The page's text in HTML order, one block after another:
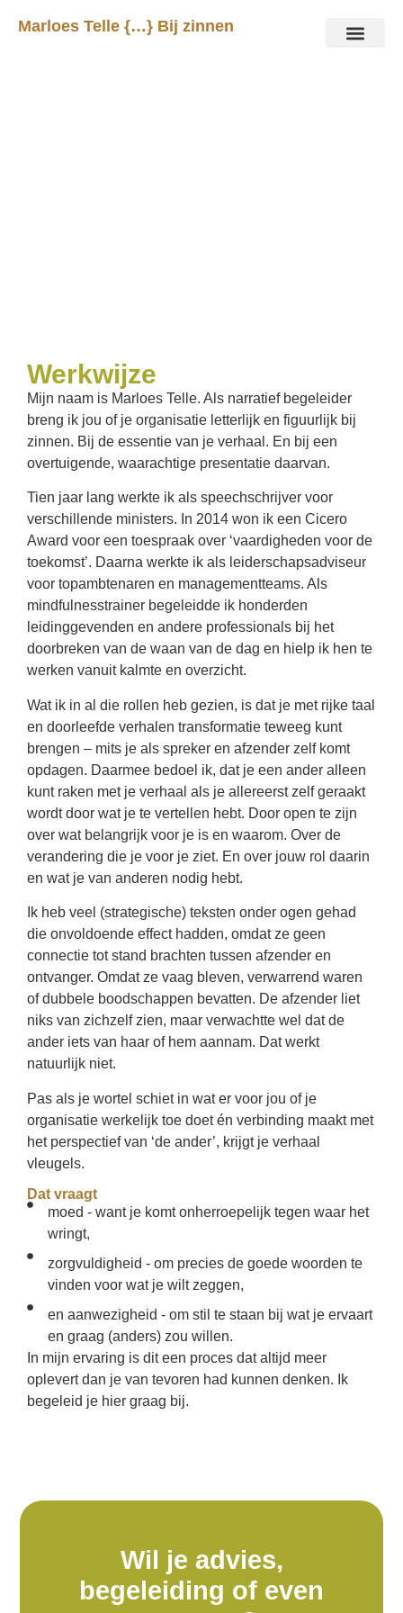
Marloes Telle {…} Bij zinnen
Werkwijze
Mijn naam is Marloes Telle. Als narratief begeleider
breng ik jou of je organisatie letterlijk en figuurlijk bij
zinnen. Bij de essentie van je verhaal. En bij een
overtuigende, waarachtige presentatie daarvan.
Tien jaar lang werkte ik als speechschrijver voor
verschillende ministers. In 2014 won ik een Cicero
Award voor een toespraak over ‘vaardigheden voor de
toekomst’. Daarna werkte ik als leiderschapsadviseur
voor topambtenaren en managementteams. Als
mindfulnesstrainer begeleidde ik honderden
leidinggevenden en andere professionals bij het
doorbreken van de waan van de dag en hielp ik hen te
werken vanuit kalmte en overzicht.
Wat ik in al die rollen heb gezien, is dat je met rijke taal
en doorleefde verhalen transformatie teweeg kunt
brengen – mits je als spreker en afzender zelf komt
opdagen. Daarmee bedoel ik, dat je een ander alleen
kunt raken met je verhaal als je allereerst zelf geraakt
wordt door wat je te vertellen hebt. Door open te zijn
over wat belangrijk voor je is en waarom. Over de
verandering die je voor je ziet. En over jouw rol daarin
en wat je van anderen nodig hebt.
Ik heb veel (strategische) teksten onder ogen gehad
die onvoldoende effect hadden, omdat ze geen
connectie tot stand brachten tussen afzender en
ontvanger. Omdat ze vaag bleven, verwarrend waren
of dubbele boodschappen bevatten. De afzender liet
niks van zichzelf zien, maar verwachtte wel dat de
ander iets van haar of hem aannam. Dat werkt
natuurlijk niet.
Pas als je wortel schiet in wat er voor jou of je
organisatie werkelijk toe doet én verbinding maakt met
het perspectief van ‘de ander’, krijgt je verhaal
vleugels.
Dat vraagt
moed - want je komt onherroepelijk tegen waar het
wringt,
zorgvuldigheid - om precies de goede woorden te
vinden voor wat je wilt zeggen,
en aanwezigheid - om stil te staan bij wat je ervaart
en graag (anders) zou willen.
In mijn ervaring is dit een proces dat altijd meer
oplevert dan je van tevoren had kunnen denken. Ik
begeleid je hier graag bij.
Wil je advies,
begeleiding of even